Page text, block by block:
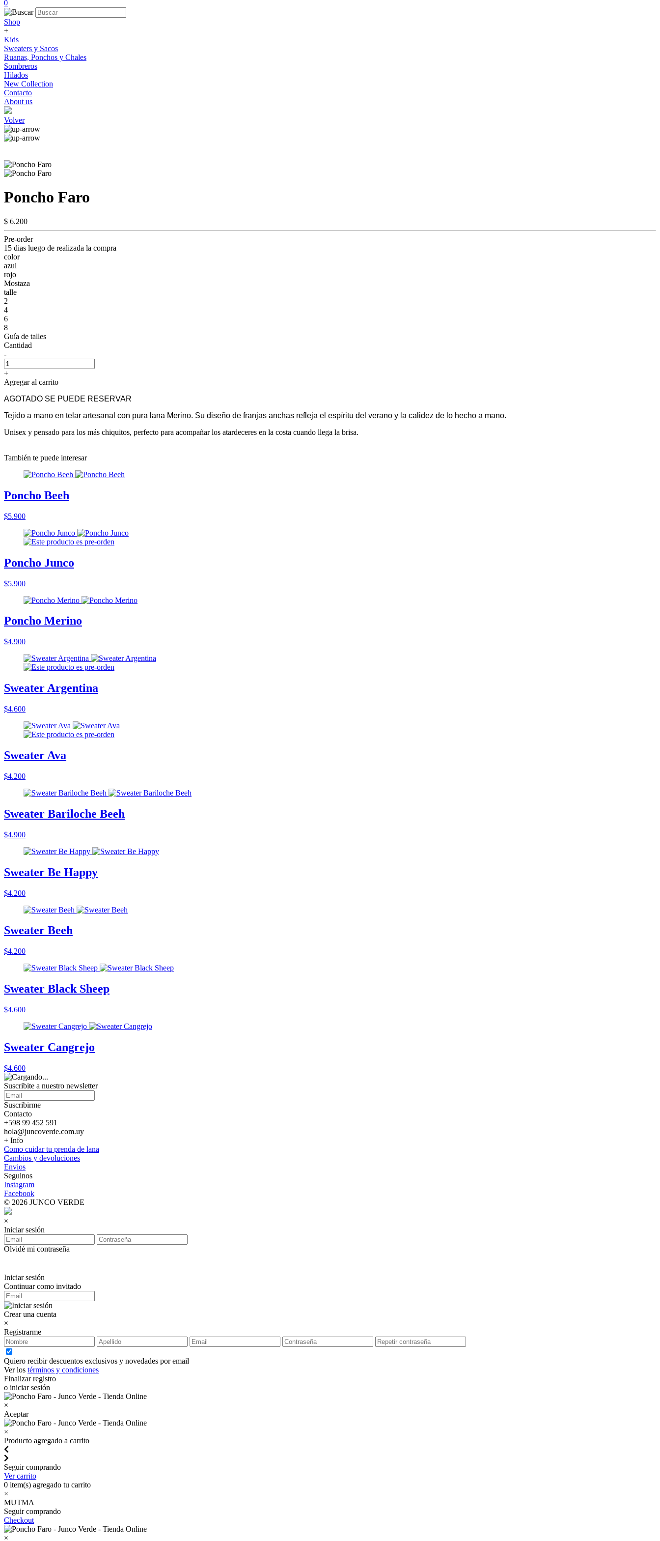
0
Shop
+
Kids
Sweaters y Sacos
Ruanas, Ponchos y Chales
Sombreros
Hilados
New Collection
Contacto
About us
Volver
Poncho Faro
$ 6.200
Pre-order
15 dias luego de realizada la compra
color
azul
rojo
Mostaza
talle
2
4
6
8
Guía de talles
Cantidad
-
+
Agregar al carrito
AGOTADO SE PUEDE RESERVAR
Tejido a mano en telar artesanal con pura lana Merino. Su diseño de franjas anchas refleja el espíritu del verano y la calidez de lo hecho a mano.
Unisex y pensado para los más chiquitos, perfecto para acompañar los atardeceres en la costa cuando llega la brisa.
También te puede interesar
Poncho Beeh
$5.900
Poncho Junco
$5.900
Poncho Merino
$4.900
Sweater Argentina
$4.600
Sweater Ava
$4.200
Sweater Bariloche Beeh
$4.900
Sweater Be Happy
$4.200
Sweater Beeh
$4.200
Sweater Black Sheep
$4.600
Sweater Cangrejo
$4.600
Suscribite a nuestro newsletter
Suscribirme
Contacto
+598 99 452 591
hola@juncoverde.com.uy
+ Info
Como cuidar tu prenda de lana
Cambios y devoluciones
Envios
Seguinos
Instagram
Facebook
© 2026 JUNCO VERDE
×
Iniciar sesión
Olvidé mi contraseña
Iniciar sesión
Continuar como invitado
Crear una cuenta
×
Registrarme
Quiero recibir descuentos exclusivos y novedades por email
Ver los términos y condiciones
Finalizar registro
o iniciar sesión
×
Aceptar
×
Producto agregado a carrito
Seguir comprando
Ver carrito
0 item(s) agregado tu carrito
×
MUTMA
Seguir comprando
Checkout
×